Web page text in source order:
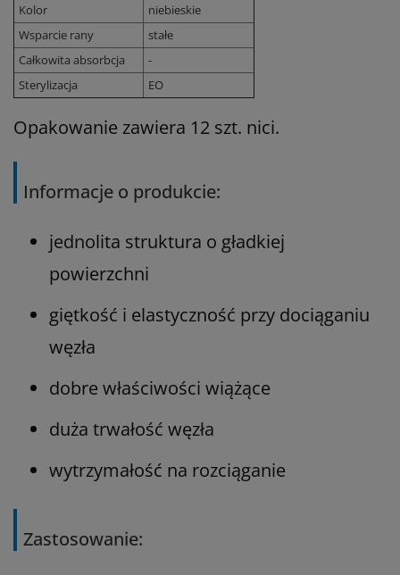
Kolor
niebieskie
Wsparcie rany
stałe
Całkowita absorbcja
-
Sterylizacja
EO
Opakowanie zawiera 12 szt. nici.
Informacje o produkcie:
jednolita struktura o gładkiej
powierzchni
giętkość i elastyczność przy dociąganiu
węzła
dobre właściwości wiążące
duża trwałość węzła
wytrzymałość na rozciąganie
Zastosowanie: